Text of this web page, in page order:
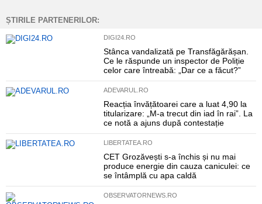
ȘTIRILE PARTENERILOR:
DIGI24.RO
Stânca vandalizată pe Transfăgărășan.
Ce le răspunde un inspector de Poliție
celor care întreabă: „Dar ce a făcut?”
ADEVARUL.RO
Reacția învățătoarei care a luat 4,90 la
titularizare: „M-a trecut din iad în rai”. La
ce notă a ajuns după contestație
LIBERTATEA.RO
CET Grozăvești s-a închis și nu mai
produce energie din cauza caniculei: ce
se întâmplă cu apa caldă
OBSERVATORNEWS.RO